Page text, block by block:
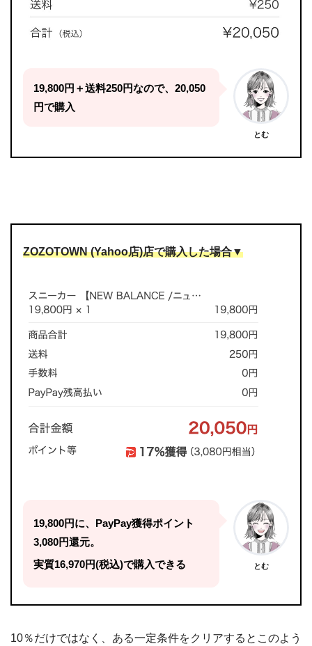
19,800円＋送料250円なので、20,050
円で購入
とむ
ZOZOTOWN (Yahoo店)店で購入した場合▼
19,800円に、PayPay獲得ポイント
3,080円還元。
実質16,970円(税込)で購入できる
とむ
10％だけではなく、ある一定条件をクリアするとこのよう